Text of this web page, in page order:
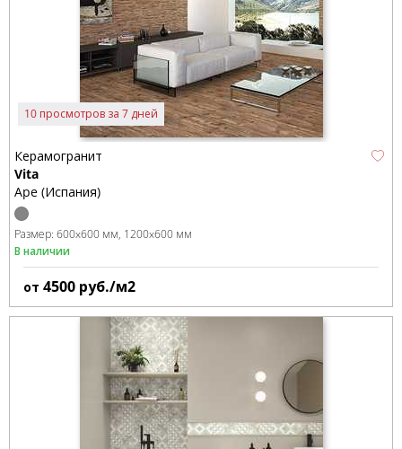
10 просмотров за 7 дней
Керамогранит
Vita
Ape (Испания)
Размер: 600x600 мм 1200x600 мм
В наличии
от 4500 руб./м2